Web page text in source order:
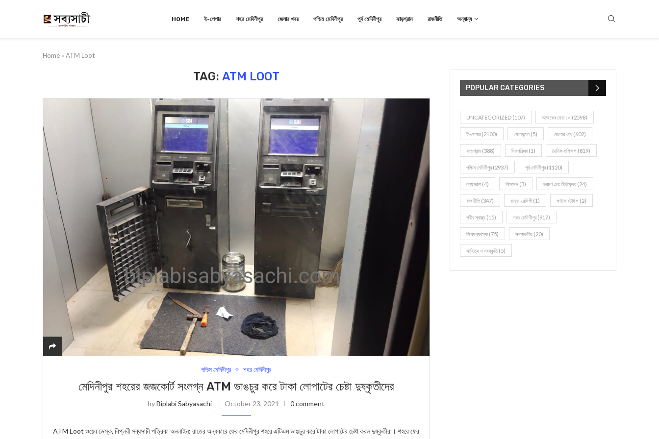
HOME ই-পেপার শহর মেদিনীপুর জেলার খবর পশ্চিম মেদিনীপুর পূর্ব মেদিনীপুর ঝাড়গ্রাম রাজনীতি অন্যান্য
Home » ATM Loot
TAG: ATM LOOT
পশ্চিম মেদিনীপুর শহর মেদিনীপুর
মেদিনীপুর শহরের জজকোর্ট সংলগ্ন ATM ভাঙচুর করে টাকা লোপাটের চেষ্টা দুষ্কৃতীদের
byBiplabi Sabyasachi October 23, 2021 0 comment
ATM Loot ওয়েব ডেস্ক, বিপ্লবী সব্যসাচী পত্রিকা অনলাইন: রাতের অন্ধকারে ফের মেদিনীপুর শহরে এটিএম ভাঙচুর করে টাকা লোপাটের চেষ্টা করল দুষ্কৃতীরা। শহরে ফের
POPULAR CATEGORIES
UNCATEGORIZED (107) আজকের সেরা ১০ (2598)
ই-পেপার (2100) খেলাধূলো (5) জেলার খবর (602)
ঝাড়গ্রাম (388) দিনপঞ্জিকা (1) দৈনিক রাশিফল (819)
পশ্চিম মেদিনীপুর (2937) পূর্ব মেদিনীপুর (1120)
বন্যপ্রাণ (4) বিনোদন (3) ভ্রমণ এবং তীর্থকেন্দ্র (24)
রাজনীতি(347) রান্না-রেসিপী (1) লাইফ স্টাইল (2)
শরীর স্বাস্থ্য (15) শহর মেদিনীপুর (917)
শিক্ষা ব্যবস্থা (75) সম্পাদকীয় (20)
সাহিত্য ও সংস্কৃতি(5)